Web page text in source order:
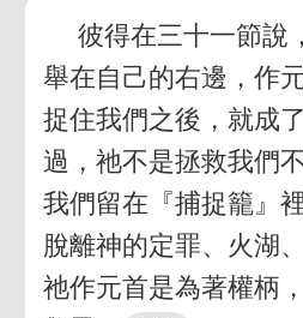
彼得在三十一節說
舉在自己的右邊，作
捉住我們之後，就成
過，祂不是拯救我們
我們留在『捕捉籠』
脫離神的定罪、火湖
祂作元首是為著權柄